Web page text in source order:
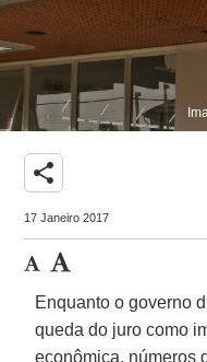
share
17 Janeiro 2017
Enquanto o governo
queda do juro como
econômica, números